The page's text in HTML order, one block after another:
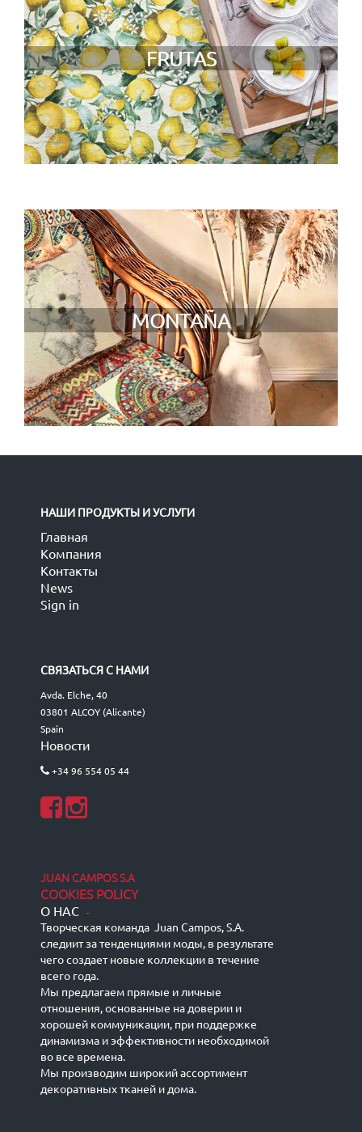
FRUTAS
MONTAÑA
НАШИ ПРОДУКТЫ И УСЛУГИ
Главная
Компания
Контакты
News
Sign in
СВЯЗАТЬСЯ С НАМИ
Avda. Elche, 40
03801 ALCOY (Alicante)
Spain
Новости
+34 96 554 05 44
JUAN CAMPOS S.A
COOKIES POLICY
О НАС -
Творческая команда Juan Campos, S.A.
следиит за тенденциями моды, в результате
чего создает новые коллекции в течение
всего года.
Мы предлагаем прямые и личные
отношения, основанные на доверии и
хорошей коммуникации, при поддержке
динамизма и эффективности необходимой
во все времена.
Мы производим широкий ассортимент
декоративных тканей и дома.